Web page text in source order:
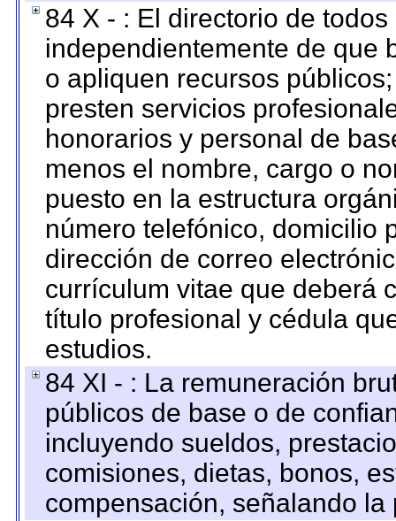
84 X - : El directorio de
independientemente de que
o apliquen recursos
presten servicios
honorarios y personal de
menos el nombre, cargo o
puesto en la estructura
número telefónico, domicilio
dirección de correo
currículum vitae que deberá
título profesional y cédula
estudios.
84 XI - : La remuneración
públicos de base o de
incluyendo sueldos,
comisiones, dietas, bonos,
compensación, señalando